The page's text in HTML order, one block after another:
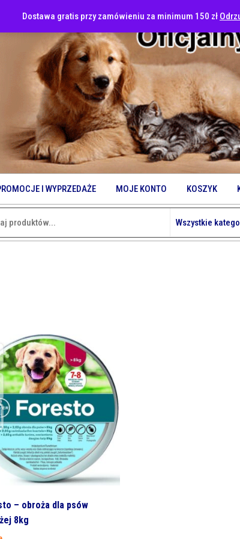
Dostawa gratis przy zamówieniu za minimum 150 zł
I WYPRZEDAŻE MOJE KONTO KOSZYK
– obroża dla psów
8kg